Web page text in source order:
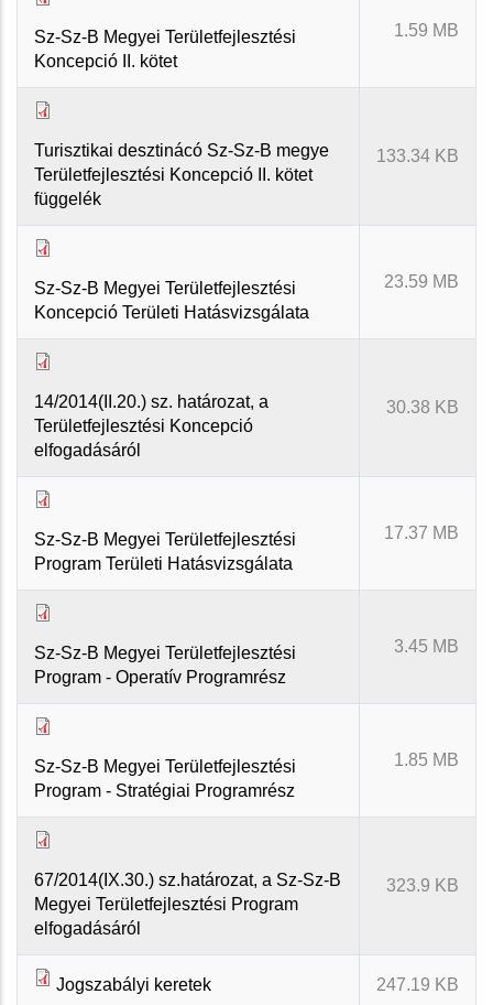
Sz-Sz-B Megyei Területfejlesztési
Koncepció II. kötet
1.59 MB
Turisztikai desztinácó Sz-Sz-B megye
Területfejlesztési Koncepció II. kötet
függelék
133.34 KB
Sz-Sz-B Megyei Területfejlesztési
Koncepció Területi Hatásvizsgálata
23.59 MB
14/2014(II.20.) sz. határozat, a
Területfejlesztési Koncepció
elfogadásáról
30.38 KB
Sz-Sz-B Megyei Területfejlesztési
Program Területi Hatásvizsgálata
17.37 MB
Sz-Sz-B Megyei Területfejlesztési
Program - Operatív Programrész
3.45 MB
Sz-Sz-B Megyei Területfejlesztési
Program - Stratégiai Programrész
1.85 MB
67/2014(IX.30.) sz.határozat, a Sz-Sz-B
Megyei Területfejlesztési Program
elfogadásáról
323.9 KB
Jogszabályi keretek 247.19 KB